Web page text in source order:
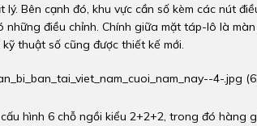
Bên cạnh đó, khu vực cần số kèm các nút
điều chỉnh. Chính giữa mặt táp-lô là
thuật số cũng được thiết kế mới.
hình 6 chỗ ngồi kiểu 2+2+2, trong đó hàng